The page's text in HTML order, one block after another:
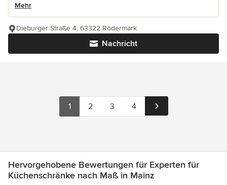
Mehr
Nachricht
Dieburger Straße 4, 63322 Rödermark
1 2 3 4
Hervorgehobene Bewertungen für Experten für
Küchenschränke nach Maß in Mainz